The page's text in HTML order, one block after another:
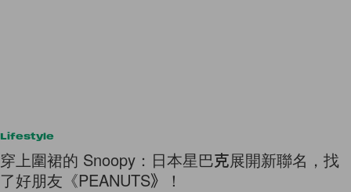
Lifestyle
穿上圍裙的 Snoopy：日本星巴克展開新聯名，找
了好朋友《PEANUTS》！